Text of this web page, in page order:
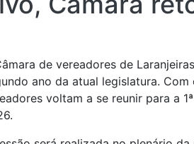
de vereadores de
ano da atual legislatura.
voltam a se reunir para a